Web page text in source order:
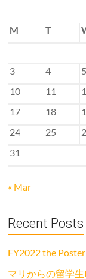
M
T
3
4 5
10
11
17
18
24
25
31
« Mar
Recent Posts
FY2022 the
マリからの留学